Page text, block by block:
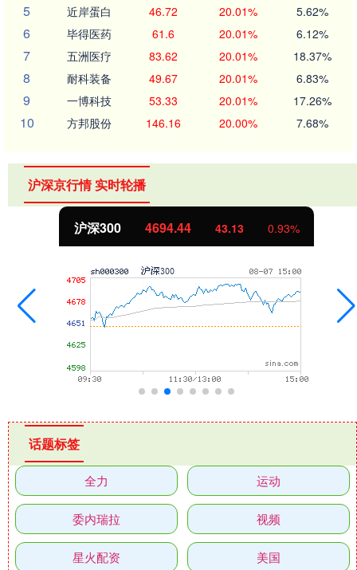
5 近岸蛋白 46.72 20.01% 5.62%
6 毕得医药 61.6 20.01% 6.12%
7 五洲医疗 83.62 20.01% 18.37%
8 耐科装备 49.67 20.01% 6.83%
9 一博科技 53.33 20.01% 17.26%
10 方邦股份 146.16 20.00% 7.68%
沪深京行情 实时轮播
沪深300 4694.44 43.13 0.93%
话题标签
全力 运动
委内瑞拉 视频
星火配资 美国